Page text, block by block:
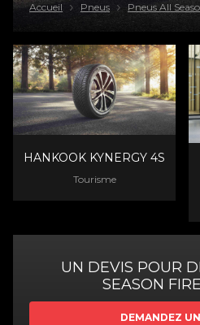
Accueil Pneus Pneus All
HANKOOK KYNERGY 4S
Tourisme
UN DEVIS POUR
SEASON
DEMANDEZ